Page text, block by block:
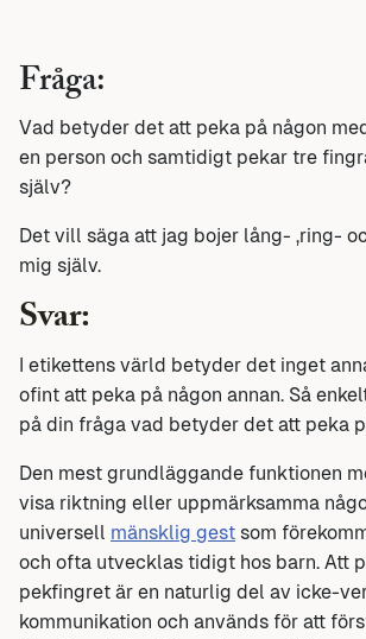
Fråga:
Vad betyder det att peka på någon
en person och samtidigt pekar tre
själv?
Det vill säga att jag bojer lång- ,ring-
mig själv.
Svar:
I etikettens värld betyder det inget
ofint att peka på någon annan. Så
på din fråga vad betyder det att peka
Den mest grundläggande funktionen
visa riktning eller uppmärksamma
universell mänsklig gest som
och ofta utvecklas tidigt hos barn. Att
pekfingret är en naturlig del av icke-
kommunikation och används för att